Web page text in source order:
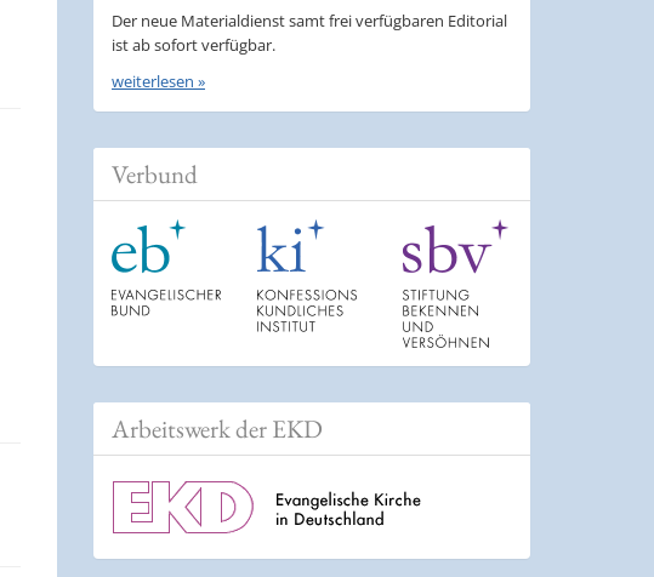
Der neue Materialdienst samt frei verfügbaren Editorial
ist ab sofort verfügbar.
weiterlesen »
Verbund
Arbeitswerk der EKD